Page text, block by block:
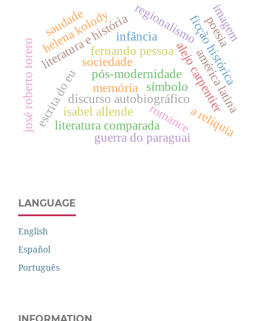
discurso autobiográfico
escrita do eu
fernando pessoa
memória alejo carpentier
literatura e história
romance
literatura comparada
regionalismo
américa latina
pós-modernidade
josé roberto torero ficção histórica
isabel allende
guerra do paraguai
helena kolody poesia
imagem
sociedade
saudade
a relíquia
infância
símbolo
LANGUAGE
English
Español
Português
INFORMATION